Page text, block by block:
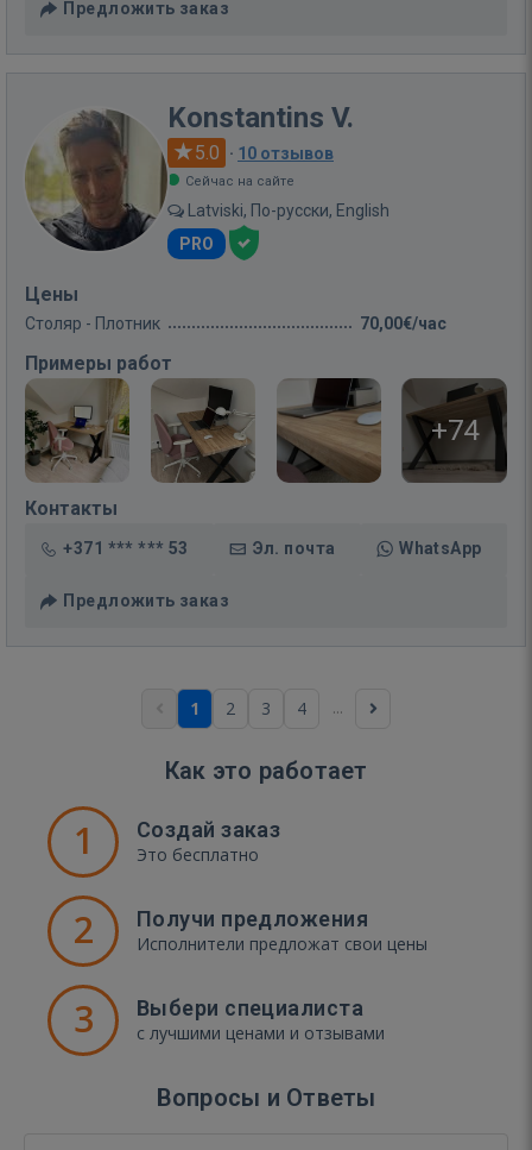
Предложить заказ
Konstantins V.
5.0 · 10 отзывов
Сейчас на сайте
Latviski, По-русски, English
PRO
Цены
Столяр - Плотник 70,00€/час
Примеры работ
+74
Контакты
+371 *** *** 53 Эл. почта WhatsApp
Предложить заказ
1 2 3 4 ...
Как это работает
1 Создай заказ
Это бесплатно
2 Получи предложения
Исполнители предложат свои цены
3 Выбери специалиста
с лучшими ценами и отзывами
Вопросы и Ответы